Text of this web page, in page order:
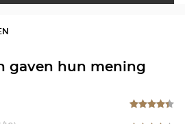
gaven hun mening